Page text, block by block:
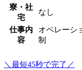
寮・社
宅
なし
仕事内
容
オペレーシ
制
＼最短45秒で完了／